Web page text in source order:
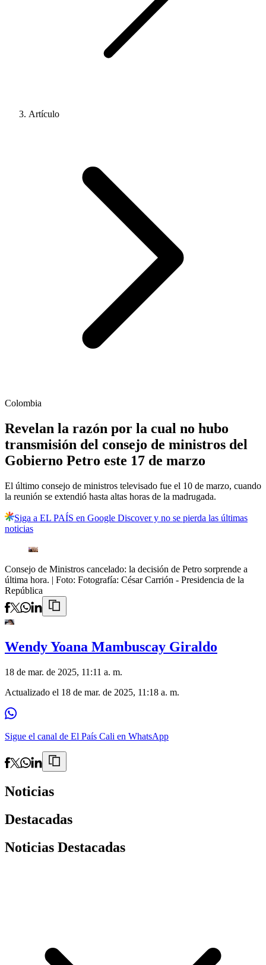
Artículo
Colombia
Revelan la razón por la cual no hubo
transmisión del consejo de ministros del
Gobierno Petro este 17 de marzo
El último consejo de ministros televisado fue el 10 de marzo, cuando
la reunión se extendió hasta altas horas de la madrugada.
Siga a EL PAÍS en Google Discover y no se pierda las últimas
noticias
Consejo de Ministros cancelado: la decisión de Petro sorprende a
última hora. | Foto: Fotografía: César Carrión - Presidencia de la
República
Wendy Yoana Mambuscay Giraldo
18 de mar. de 2025, 11:11 a. m.
Actualizado el 18 de mar. de 2025, 11:18 a. m.
Sigue el canal de El País Cali en WhatsApp
Noticias
Destacadas
Noticias Destacadas